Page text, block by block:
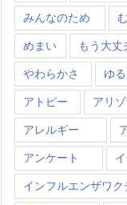
みんなのため
めまい もう大丈
やわらかさ ゆ
アトピー アリ
アレルギー
アンケート
インフルエンザワク